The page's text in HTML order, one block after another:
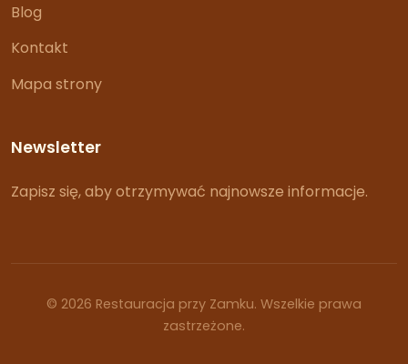
Blog
Kontakt
Mapa strony
Newsletter
Zapisz się, aby otrzymywać najnowsze informacje.
© 2026 Restauracja przy Zamku. Wszelkie prawa
zastrzeżone.